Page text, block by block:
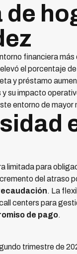
financiera
el porcentaje
y préstamo
su impacto
entorno de mayor
limitada para
del atraso
. La
centers para
de pago.
trimestre de